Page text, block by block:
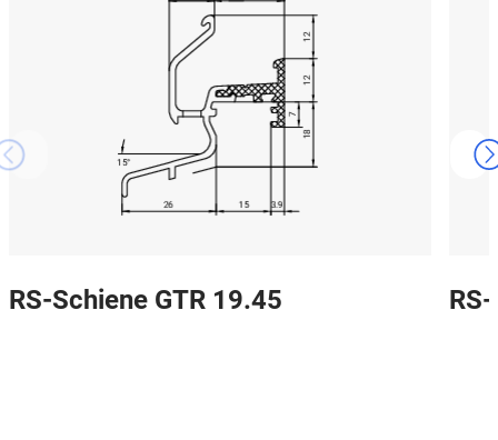
RS-Schiene GTR 19.45